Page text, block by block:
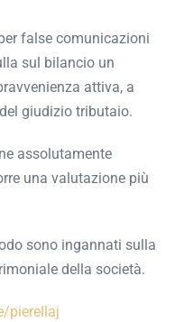
false comunicazioni
sul bilancio un
attiva, a
giudizio tributaio.
assolutamente
una valutazione più
sono ingannati sulla
della società.
pierellaj